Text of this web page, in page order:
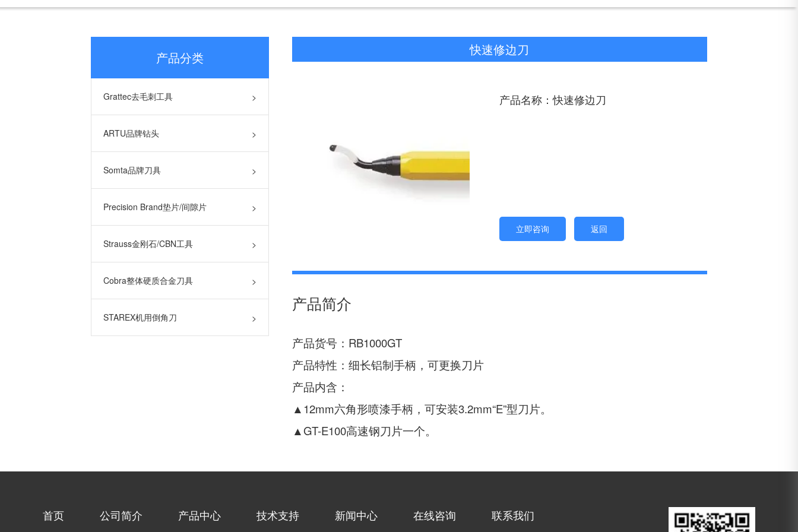
产品分类
Grattec去毛刺工具 >
ARTU品牌钻头 >
Somta品牌刀具 >
Precision Brand垫片/间隙片 >
Strauss金刚石/CBN工具 >
Cobra整体硬质合金刀具 >
STAREX机用倒角刀 >
快速修边刀
产品名称：快速修边刀
立即咨询 返回
产品简介
产品货号：RB1000GT
产品特性：细长铝制手柄，可更换刀片
产品内含：
▲12mm六角形喷漆手柄，可安装3.2mm“E”型刀片。
▲GT-E100高速钢刀片一个。
首页 公司简介 产品中心 技术支持 新闻中心 在线咨询 联系我们